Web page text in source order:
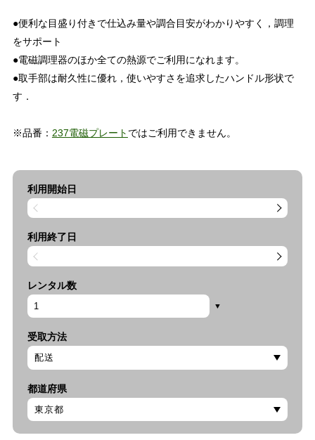
●便利な目盛り付きで仕込み量や調合目安がわかりやすく，調理
をサポート
●電磁調理器のほか全ての熱源でご利用になれます。
●取手部は耐久性に優れ，使いやすさを追求したハンドル形状で
す．
※品番： 237電磁プレート ではご利用できません。
利用開始日
利用終了日
レンタル数
受取方法
都道府県